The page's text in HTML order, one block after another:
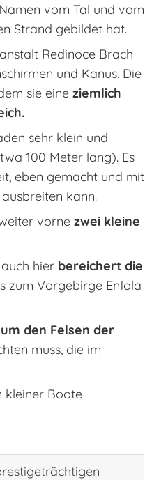
vom Tal und vom
Strand gebildet hat.
Redinoce Brach
und Kanus. Die
sie eine ziemlich
sehr klein und
100 Meter lang). Es
eben gemacht und mit
kann.
vorne zwei kleine
hier bereichert die
zum Vorgebirge Enfola
den Felsen der
muss, die im
kleiner Boote